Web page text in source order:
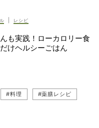
レシピ
も実践！ローカロリー食
けヘルシーごはん
#料理 #薬膳レシピ